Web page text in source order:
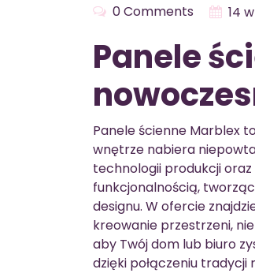
0 Comments 14
Panele
Panele ścienne Marblex
wnętrze nabiera
technologii produkcji
funkcjonalnością,
designu. W ofercie
kreowanie przestrzeni,
aby Twój dom lub biuro
dzięki połączeniu